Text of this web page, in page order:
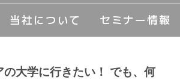
当社について セミナー情報
の大学に行きたい！ でも、何